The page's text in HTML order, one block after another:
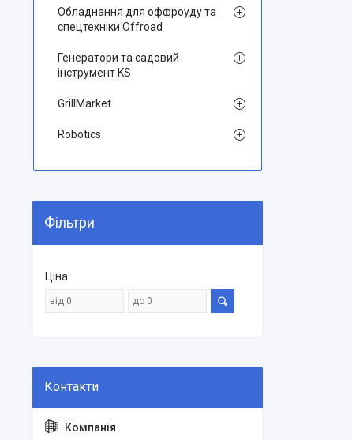
Обладнання для оффроуду та
спецтехніки Offroad
Генератори та садовий
інструмент KS
GrillMarket
Robotics
Фільтри
Ціна